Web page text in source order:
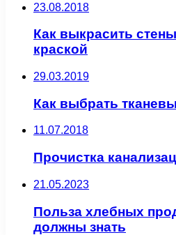
23.08.2018
Как выкрасить
краской
29.03.2019
Как выбрать
11.07.2018
Прочистка
21.05.2023
Польза хлебных
должны знать